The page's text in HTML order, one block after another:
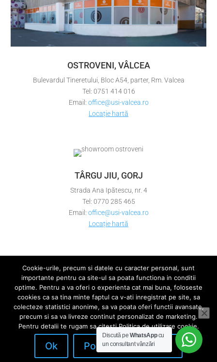
OSTROVENI, VÂLCEA
Bulevardul Tineretului, Bloc A54, parter, Rm. Valcea
Tel: 0751 414 016
Email: office@usi-valcea.ro
Locație hartă
TÂRGU JIU, GORJ
Strada Ana Ipătescu, nr. 4
Tel: 0770 285 465
Email: office@usi-valcea.ro
Locație hartă
Politica de confidentialitate
Politica de utilizare cookie
ANPC
©Copyright Pavitoor SRL | Design with ❤️ by
webDESIGNoffice
Discută peWhatsAppcu
un consultant vânzări
Cookie-urile, precum si datele cu caracter personal, sunt
importante pentru ca site-ul sa poata functiona in conditii
optime. Pentru a va oferi o experienta cat mai buna, foloseste
cookies ca sa tina minte faptul ca v-ati inregistrat pe site, sa
colecteze statistici anonime, sa va poata oferi functii avansate,
precum si sa va livreze continut personalizat de marketing.
Pentru detalii te rugam sa citesti Politica de utilizare cookie.
Ok Politica de Cookies